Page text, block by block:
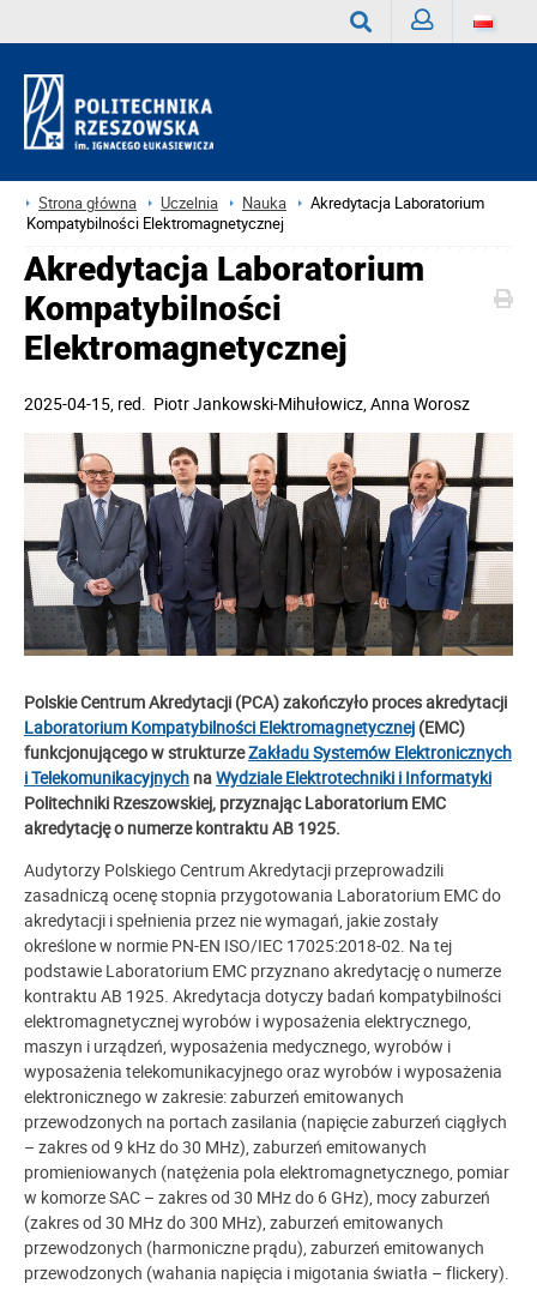
Strona główna Uczelnia Nauka
Akredytacja Laboratorium
Kompatybilności Elektromagnetycznej
Akredytacja Laboratorium
Kompatybilności
Elektromagnetycznej
2025-04-15, red. Piotr Jankowski-Mihułowicz, Anna Worosz
Polskie Centrum Akredytacji (PCA) zakończyło proces akredytacji
Laboratorium Kompatybilności Elektromagnetycznej (EMC)
funkcjonującego w strukturzeZakładu Systemów Elektronicznych
i Telekomunikacyjnych naWydziale Elektrotechniki i Informatyki
Politechniki Rzeszowskiej, przyznając Laboratorium EMC
akredytację o numerze kontraktu AB 1925.
Audytorzy Polskiego Centrum Akredytacji przeprowadzili
zasadniczą ocenę stopnia przygotowania Laboratorium EMC do
akredytacji i spełnienia przez nie wymagań, jakie zostały
określone w normie PN-EN ISO/IEC 17025:2018-02. Na tej
podstawie Laboratorium EMC przyznano akredytację o numerze
kontraktu AB 1925. Akredytacja dotyczy badań kompatybilności
elektromagnetycznej wyrobów i wyposażenia elektrycznego,
maszyn i urządzeń, wyposażenia medycznego, wyrobów i
wyposażenia telekomunikacyjnego oraz wyrobów i wyposażenia
elektronicznego w zakresie: zaburzeń emitowanych
przewodzonych na portach zasilania (napięcie zaburzeń ciągłych
– zakres od 9 kHz do 30 MHz), zaburzeń emitowanych
promieniowanych (natężenia pola elektromagnetycznego, pomiar
w komorze SAC – zakres od 30 MHz do 6 GHz), mocy zaburzeń
(zakres od 30 MHz do 300 MHz), zaburzeń emitowanych
przewodzonych (harmoniczne prądu), zaburzeń emitowanych
przewodzonych (wahania napięcia i migotania światła – flickery).